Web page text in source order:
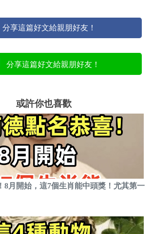
享這篇好文給親朋好友！
分享這篇好文給親朋好友！
或許你也喜歡
8月開始，這7個生肖能中頭獎！尤其第一